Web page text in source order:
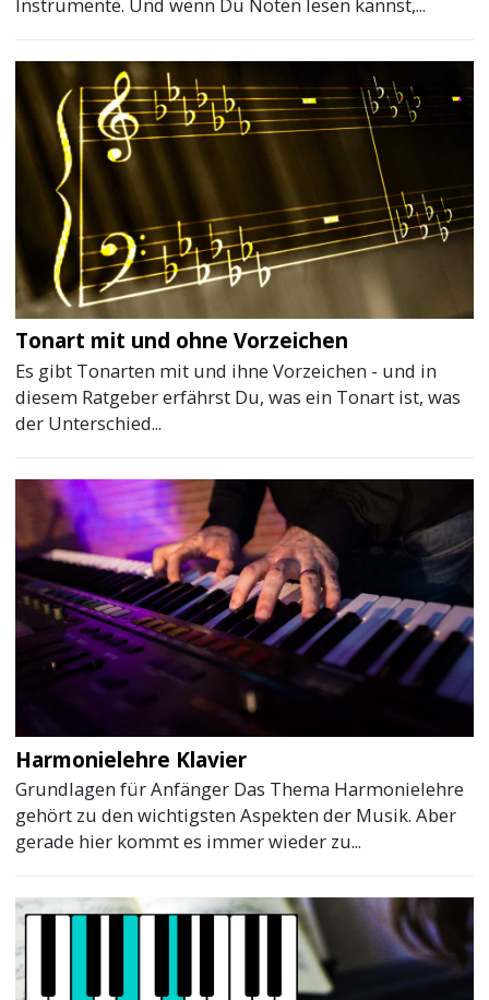
Tonart mit und ohne Vorzeichen
Es gibt Tonarten mit und ihne Vorzeichen - und in
diesem Ratgeber erfährst Du, was ein Tonart ist, was
der Unterschied...
Harmonielehre Klavier
Grundlagen für Anfänger Das Thema Harmonielehre
gehört zu den wichtigsten Aspekten der Musik. Aber
gerade hier kommt es immer wieder zu...